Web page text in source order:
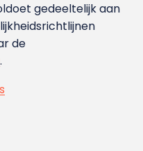
gedeeltelijk aan
de
.